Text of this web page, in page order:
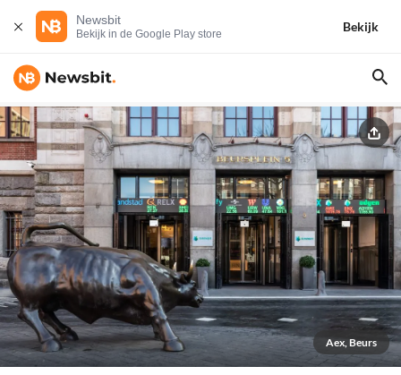
Newsbit
Bekijk in de Google Play store
Bekijk
Aex, Beurs